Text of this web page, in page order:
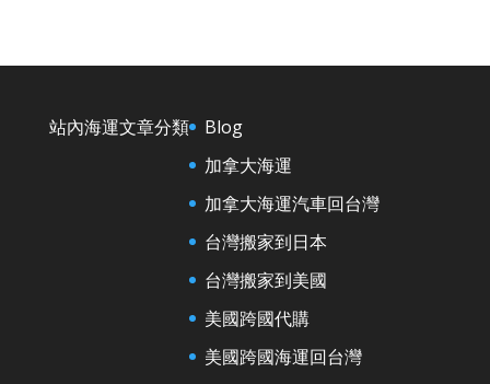
站內海運文章分類
Blog
加拿大海運
加拿大海運汽車回台灣
台灣搬家到日本
台灣搬家到美國
美國跨國代購
美國跨國海運回台灣